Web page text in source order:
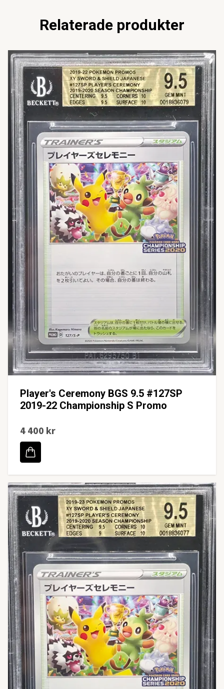
Relaterade produkter
Player's Ceremony BGS 9.5 #127SP
2019-22 Championship S Promo
4 400 kr